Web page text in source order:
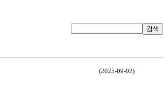
검색
(2025-09-02)